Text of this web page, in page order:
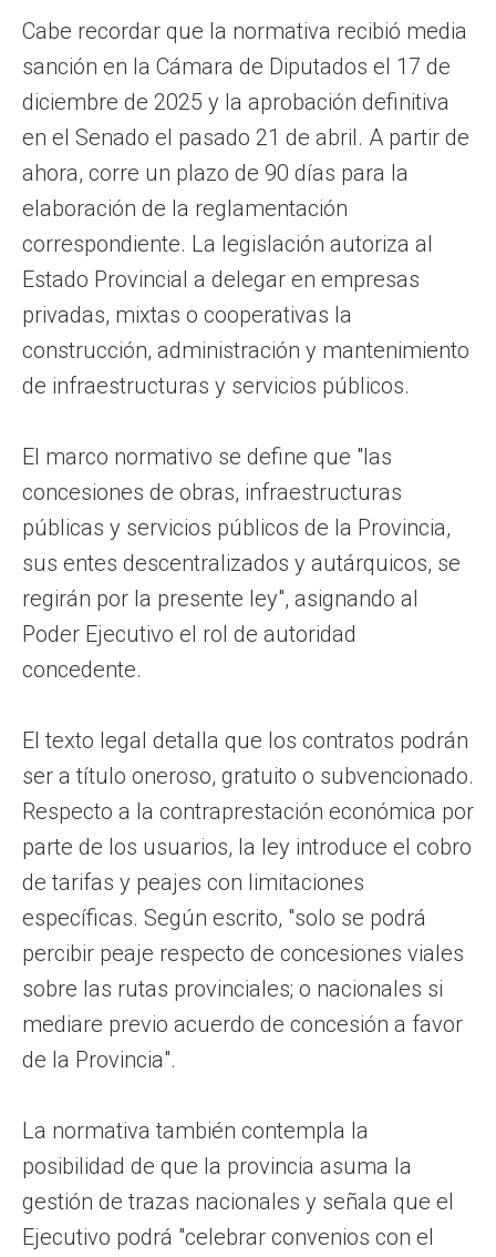
Cabe recordar que la normativa recibió media
sanción en la Cámara de Diputados el 17 de
diciembre de 2025 y la aprobación definitiva
en el Senado el pasado 21 de abril. A partir de
ahora, corre un plazo de 90 días para la
elaboración de la reglamentación
correspondiente. La legislación autoriza al
Estado Provincial a delegar en empresas
privadas, mixtas o cooperativas la
construcción, administración y mantenimiento
de infraestructuras y servicios públicos.
El marco normativo se define que "las
concesiones de obras, infraestructuras
públicas y servicios públicos de la Provincia,
sus entes descentralizados y autárquicos, se
regirán por la presente ley", asignando al
Poder Ejecutivo el rol de autoridad
concedente.
El texto legal detalla que los contratos podrán
ser a título oneroso, gratuito o subvencionado.
Respecto a la contraprestación económica por
parte de los usuarios, la ley introduce el cobro
de tarifas y peajes con limitaciones
específicas. Según escrito, "solo se podrá
percibir peaje respecto de concesiones viales
sobre las rutas provinciales; o nacionales si
mediare previo acuerdo de concesión a favor
de la Provincia".
La normativa también contempla la
posibilidad de que la provincia asuma la
gestión de trazas nacionales y señala que el
Ejecutivo podrá "celebrar convenios con el